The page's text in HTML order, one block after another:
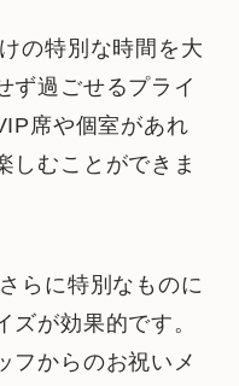
の特別な時間を大
ず過ごせるプライ
席や個室があれ
しむことができま
らに特別なものに
が効果的です。
フからのお祝いメ